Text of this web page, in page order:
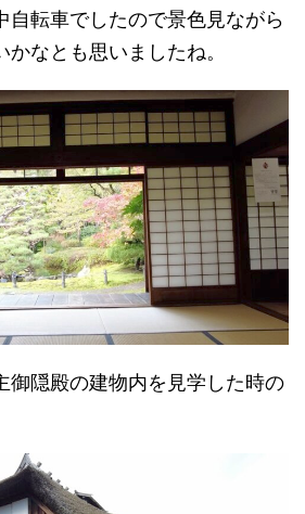
自転車でしたので景色見ながら
なとも思いましたね。
御隠殿の建物内を見学した時の